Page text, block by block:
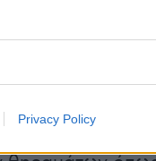
Privacy Policy
εκτροφής για